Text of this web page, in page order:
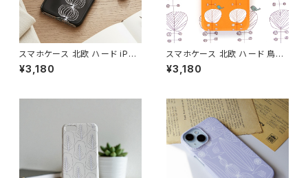
スマホケース 北欧 ハード iPho
ne17/16/15/ モノトーン シンプ
ル ギフト おしゃれ【玉ねぎ】 har
¥3,180
スマホケース 北欧 ハード 鳥柄
iPhone17/16/Pixel/Galaxy
大人可愛い【オレンジの木と鳥】
¥3,180